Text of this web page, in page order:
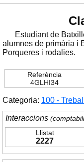
Estudiant de
alumnes de primària i
Porqueres i rodalies.
Referència
4GLHI34
Categoria: 100 - Treball
Interaccions
Llistat
2227